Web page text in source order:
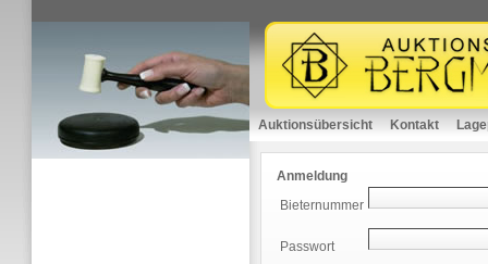
Auktionsübersicht Kontakt
Anmeldung
Bieternummer
Passwort